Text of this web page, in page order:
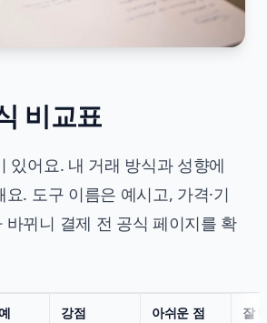
비교표
있어요. 내 거래 방식과 성향에
. 도구 이름은 예시고, 가격·기
바뀌니 결제 전 공식 페이지를 확
강점 아쉬운 점 잘